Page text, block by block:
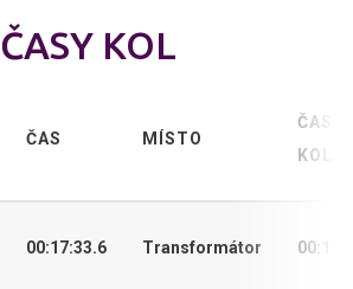
ČASY KOL
ČAS MÍSTO
ČAS
KOLA
00:17:33.6 Transformátor